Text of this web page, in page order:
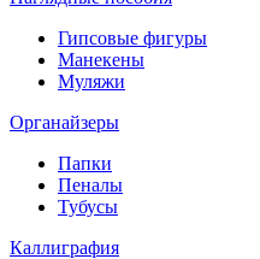
Гипсовые фигуры
Манекены
Муляжи
Органайзеры
Папки
Пеналы
Тубусы
Каллиграфия